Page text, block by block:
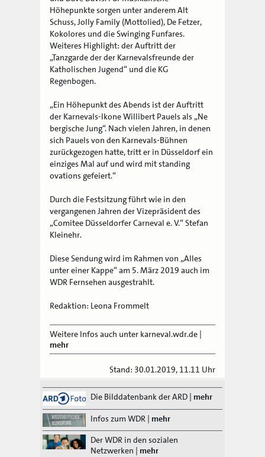
Höhepunkte sorgen unter anderem Alt
Schuss, Jolly Family (Mottolied), De Fetzer,
Kokolores und die Swinging Funfares.
Weiteres Highlight: der Auftritt der
„Tanzgarde der der Karnevalsfreunde der
Katholischen Jugend“ und die KG
Regenbogen.
„Ein Höhepunkt des Abends ist der Auftritt
der Karnevals-Ikone Willibert Pauels als „Ne
bergische Jung“. Nach vielen Jahren, in denen
sich Pauels von den Karnevals-Bühnen
zurückgezogen hatte, tritt er in Düsseldorf ein
einziges Mal auf und wird mit standing
ovations gefeiert.“
Durch die Festsitzung führt wie in den
vergangenen Jahren der Vizepräsident des
„Comitee Düsseldorfer Carneval e. V.“ Stefan
Kleinehr.
Diese Sendung wird im Rahmen von „Alles
unter einer Kappe“ am 5. März 2019 auch im
WDR Fernsehen ausgestrahlt.
Redaktion: Leona Frommelt
Weitere Infos auch unter karneval.wdr.de |
mehr
Stand: 30.01.2019, 11.11 Uhr
Die Bilddatenbank der ARD | mehr
Infos zum WDR | mehr
Der WDR in den sozialen
Netzwerken | mehr